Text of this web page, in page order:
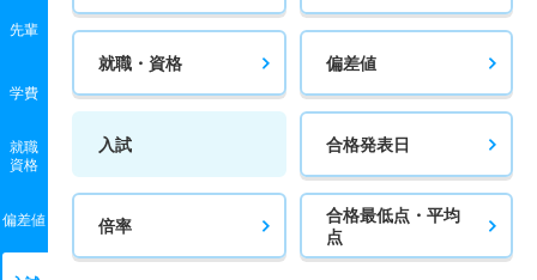
先輩
学費
就職
資格
偏差値
就職・資格 偏差値
入試 合格発表日
倍率
合格最低点・平均
点